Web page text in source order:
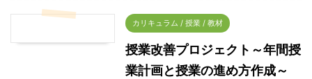
カリキュラム / 授業 / 教材
授業改善プロジェクト～年間授
業計画と授業の進め方作成～